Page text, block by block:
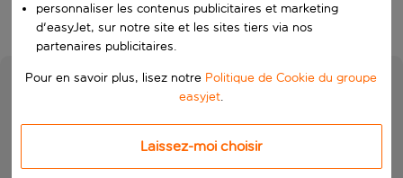
personnaliser les contenus publicitaires et marketing
d'easyJet, sur notre site et les sites tiers via nos
partenaires publicitaires.
Pour en savoir plus, lisez notre Politique de Cookie du groupe
easyjet.
Laissez-moi choisir